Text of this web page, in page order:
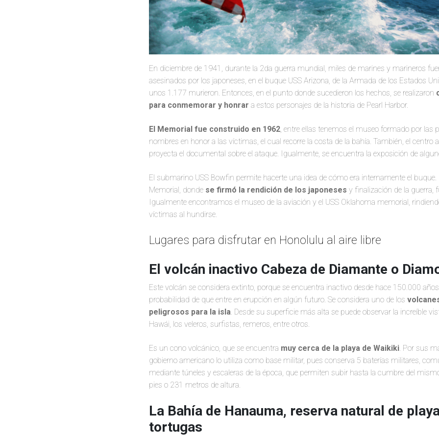
En diciembre de 1941, durante la 2da guerra mundial, miles de marines y marineros
asesinados por los japoneses, en el buque USS Arizona, de la Armada de los Estados
unos 1.177 murieron. Entonces, en el punto donde sucedieron los hechos, se realizaron
para conmemorar y honrar a estos personajes de la historia de Pearl Harbor.
El Memorial fue construido en 1962 , entre ellas tenemos el museo formado por las
nombres en honor a las víctimas, el cual recorre la costa de la bahía. También, el centro
proyecta el documental sobre el ataque. Igualmente, se encuentra la exposición de
El submarino USS Bowfin permite hacerte una idea de cómo era internamente el
Memorial, donde se firmó la rendición de los japoneses y finalización de la guerra,
Igualmente encontramos el museo de la aviación y el USS Oklahoma memorial,
víctimas al hundirse.
Lugares para disfrutar en Honolulu al aire libre
El volcán inactivo Cabeza de Diamante o
Este volcán se considera extinto, porque se encuentra inactivo desde hace 150.000
probabilidad de que entre en erupción en algún futuro. Se considera uno de los
peligrosos para la isla . Desde su superficie más alta se puede observar la increíble
Hawái, los veleros, surfistas, remeros, entre otros.
Es un cono volcánico, que se encuentra muy cerca de la playa de Waikiki . Por sus
gobierno americano lo utiliza como base militar, pues conserva 5 baterías militares,
mediante túneles y escaleras de la época, que permiten subir hasta la cumbre del
pies o 231 metros de altura.
La Bahía de Hanauma, reserva natural de
tortugas